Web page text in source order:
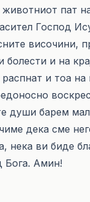
пат
Господ
височини,
и на
и тоа на
души барем
дека сме
нека ви биде
Бога. Амин!